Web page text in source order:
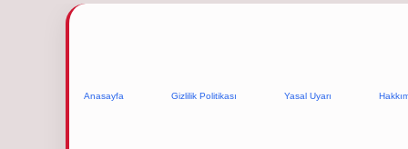
Anasayfa Gizlilik Politikası Yasal Uyarı